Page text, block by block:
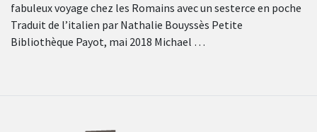
fabuleux voyage chez les Romains avec un sesterce en poche
Traduit de l’italien par Nathalie Bouyssès Petite
Bibliothèque Payot, mai 2018 Michael …